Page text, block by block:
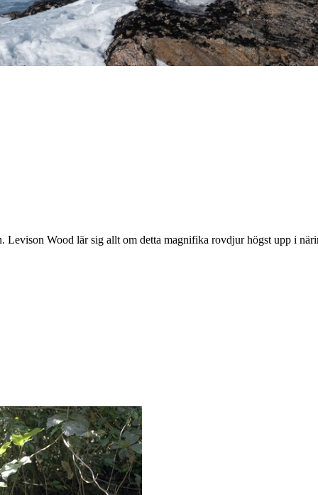
Wood lär sig allt om detta magnifika rovdjur högst upp i